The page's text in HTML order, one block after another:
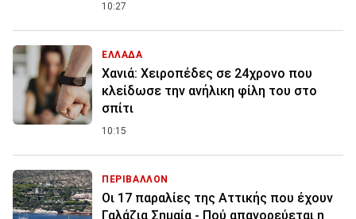
10:27
ΕΛΛΑΔΑ
Χανιά: Χειροπέδες σε 24χρονο που
κλείδωσε την ανήλικη φίλη του στο
σπίτι
10:15
ΠΕΡΙΒΑΛΛΟΝ
Οι 17 παραλίες της Αττικής που έχουν
Γαλάζια Σημαία - Πού απαγορεύεται η